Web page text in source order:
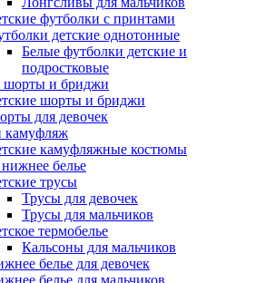
футболки с принтами
детские однотонные
Белые футболки детские и
подростковые
шорты и бриджи
шорты и бриджи
для девочек
камуфляж
камуфляжные костюмы
нижнее белье
трусы
Трусы для девочек
Трусы для мальчиков
термобелье
Кальсоны для мальчиков
белье для девочек
белье для мальчиков